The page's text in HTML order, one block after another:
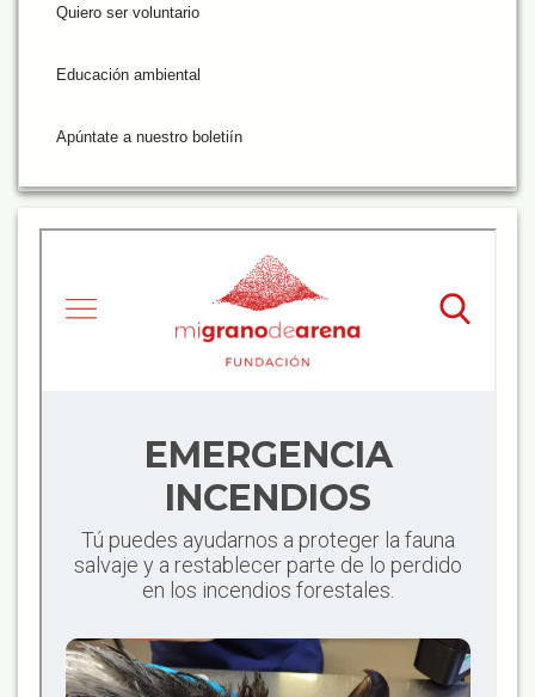
Quiero ser voluntario
Educación ambiental
Apúntate a nuestro boletiín